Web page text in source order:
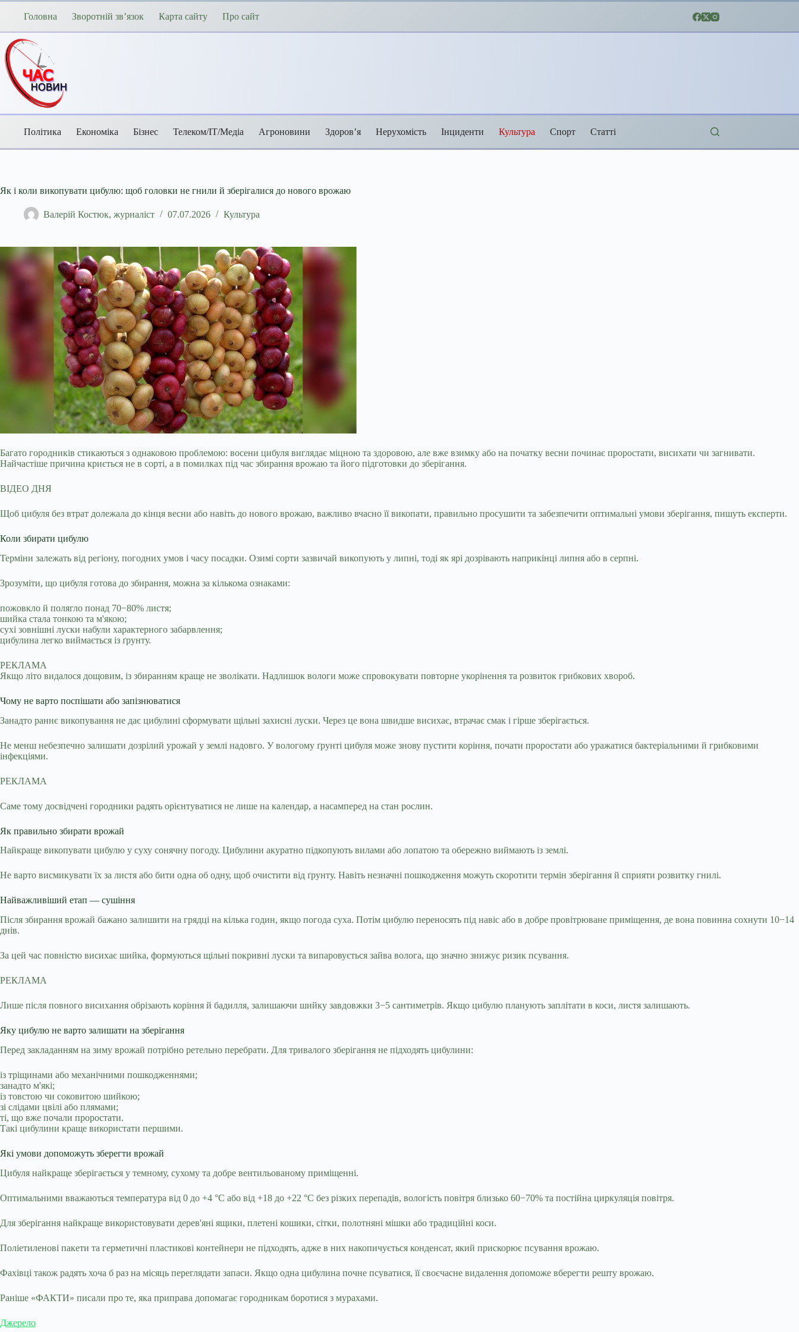
Перейти
Головна Зворотній зв’язок Карта сайту Про сайт
Політика Економіка Бізнес Телеком/ІТ/Медіа Агроновини Здоров’я Нерухомість Інциденти Культура Спорт Статті
Як і коли викопувати цибулю: щоб головки не гнили й зберігалися до нового врожаю
Валерій Костюк, журналіст 07.07.2026 Культура
Багато городників стикаються з однаковою проблемою: восени цибуля виглядає міцною та здоровою, але вже взимку або на початку весни починає проростати, висихати чи загнивати.
Найчастіше причина криється не в сорті, а в помилках під час збирання врожаю та його підготовки до зберігання.
ВІДЕО ДНЯ
Щоб цибуля без втрат долежала до кінця весни або навіть до нового врожаю, важливо вчасно її викопати, правильно просушити та забезпечити оптимальні умови зберігання, пишуть експерти.
Коли збирати цибулю
Терміни залежать від регіону, погодних умов і часу посадки. Озимі сорти зазвичай викопують у липні, тоді як ярі дозрівають наприкінці липня або в серпні.
Зрозуміти, що цибуля готова до збирання, можна за кількома ознаками:
пожовкло й полягло понад 70−80% листя;
шийка стала тонкою та м'якою;
сухі зовнішні луски набули характерного забарвлення;
цибулина легко виймається із ґрунту.
РЕКЛАМА
Якщо літо видалося дощовим, із збиранням краще не зволікати. Надлишок вологи може спровокувати повторне укорінення та розвиток грибкових хвороб.
Чому не варто поспішати або запізнюватися
Занадто раннє викопування не дає цибулині сформувати щільні захисні луски. Через це вона швидше висихає, втрачає смак і гірше зберігається.
Не менш небезпечно залишати дозрілий урожай у землі надовго. У вологому ґрунті цибуля може знову пустити коріння, почати проростати або уражатися бактеріальними й грибковими
інфекціями.
РЕКЛАМА
Саме тому досвідчені городники радять орієнтуватися не лише на календар, а насамперед на стан рослин.
Як правильно збирати врожай
Найкраще викопувати цибулю у суху сонячну погоду. Цибулини акуратно підкопують вилами або лопатою та обережно виймають із землі.
Не варто висмикувати їх за листя або бити одна об одну, щоб очистити від ґрунту. Навіть незначні пошкодження можуть скоротити термін зберігання й сприяти розвитку гнилі.
Найважливіший етап — сушіння
Після збирання врожай бажано залишити на грядці на кілька годин, якщо погода суха. Потім цибулю переносять під навіс або в добре провітрюване приміщення, де вона повинна сохнути 10−14
днів.
За цей час повністю висихає шийка, формуються щільні покривні луски та випаровується зайва волога, що значно знижує ризик псування.
РЕКЛАМА
Лише після повного висихання обрізають коріння й бадилля, залишаючи шийку завдовжки 3−5 сантиметрів. Якщо цибулю планують заплітати в коси, листя залишають.
Яку цибулю не варто залишати на зберігання
Перед закладанням на зиму врожай потрібно ретельно перебрати. Для тривалого зберігання не підходять цибулини:
із тріщинами або механічними пошкодженнями;
занадто м'які;
із товстою чи соковитою шийкою;
зі слідами цвілі або плямами;
ті, що вже почали проростати.
Такі цибулини краще використати першими.
Які умови допоможуть зберегти врожай
Цибуля найкраще зберігається у темному, сухому та добре вентильованому приміщенні.
Оптимальними вважаються температура від 0 до +4 °C або від +18 до +22 °C без різких перепадів, вологість повітря близько 60−70% та постійна циркуляція повітря.
Для зберігання найкраще використовувати дерев'яні ящики, плетені кошики, сітки, полотняні мішки або традиційні коси.
Поліетиленові пакети та герметичні пластикові контейнери не підходять, адже в них накопичується конденсат, який прискорює псування врожаю.
Фахівці також радять хоча б раз на місяць переглядати запаси. Якщо одна цибулина почне псуватися, її своєчасне видалення допоможе вберегти решту врожаю.
Раніше «ФАКТИ» писали про те, яка приправа допомагає городникам боротися з мурахами.
Джерело